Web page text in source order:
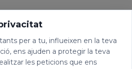
per a tu, influeixen en la teva
ens ajuden a protegir la teva
les peticions que ens